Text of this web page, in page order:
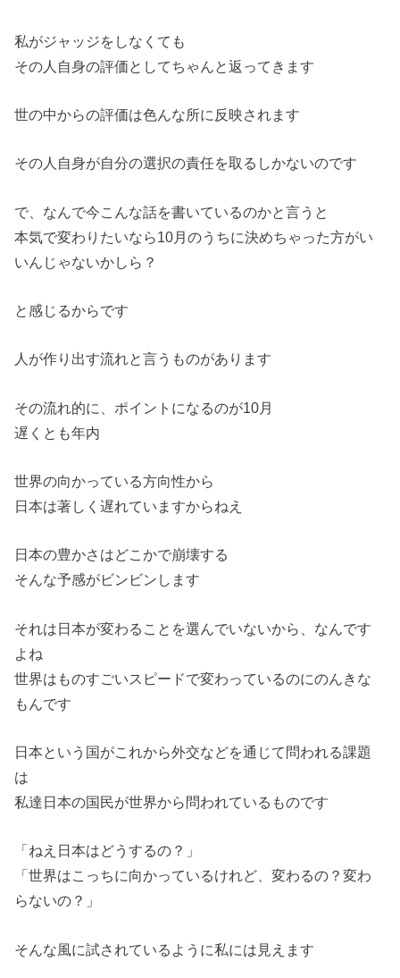
私がジャッジをしなくても
その人自身の評価としてちゃんと返ってきます
世の中からの評価は色んな所に反映されます
その人自身が自分の選択の責任を取るしかないのです
で、なんで今こんな話を書いているのかと言うと
本気で変わりたいなら10月のうちに決めちゃった方がい
いんじゃないかしら？
と感じるからです
人が作り出す流れと言うものがあります
その流れ的に、ポイントになるのが10月
遅くとも年内
世界の向かっている方向性から
日本は著しく遅れていますからねえ
日本の豊かさはどこかで崩壊する
そんな予感がビンビンします
それは日本が変わることを選んでいないから、なんです
よね
世界はものすごいスピードで変わっているのにのんきな
もんです
日本という国がこれから外交などを通じて問われる課題
は
私達日本の国民が世界から問われているものです
「ねえ日本はどうするの？」
「世界はこっちに向かっているけれど、変わるの？変わ
らないの？ 」
そんな風に試されているように私には見えます